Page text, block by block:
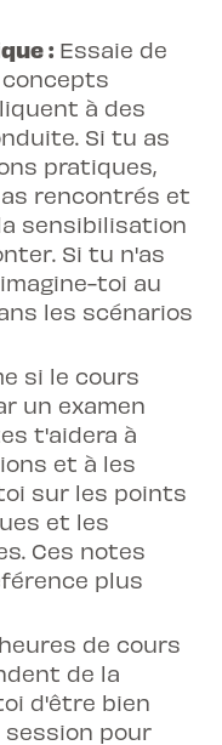
: Essaie de
à des
Si tu as
pratiques,
rencontrés et
sensibilisation
Si tu n'as
toi au
les scénarios
si le cours
un examen
t'aidera à
et à les
sur les points
et les
Ces notes
plus
de cours
de la
d'être bien
session pour